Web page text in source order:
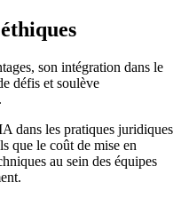
son intégration dans le
défis et soulève
dans les pratiques juridiques
que le coût de mise en
au sein des équipes